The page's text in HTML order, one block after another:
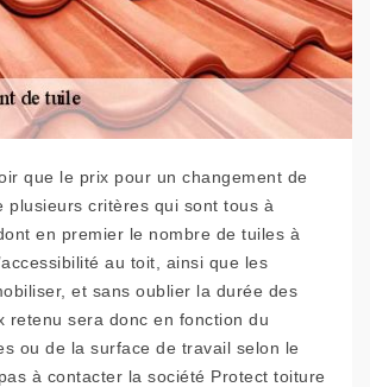
que le prix pour un changement de
plusieurs critères qui sont tous à
en premier le nombre de tuiles à
au toit, ainsi que les
et sans oublier la durée des
retenu sera donc en fonction du
ou de la surface de travail selon le
à contacter la société Protect toiture